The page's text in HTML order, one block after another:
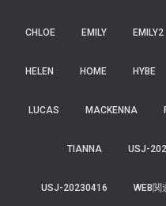
CHLOE EMILY EMILY2
HELEN HOME HYBE
LUCAS MACKENNA
TIANNA USJ-
USJ-20230416 WEB関